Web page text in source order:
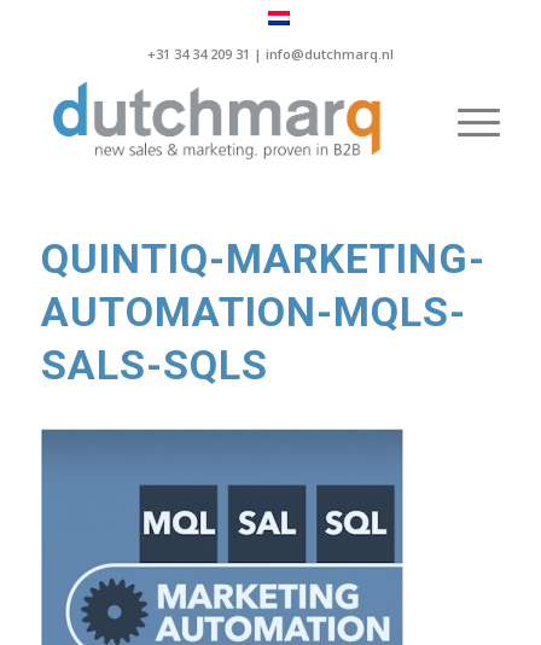
+31 34 34 209 31 | info@dutchmarq.nl
QUINTIQ-MARKETING-
AUTOMATION-MQLS-
SALS-SQLS